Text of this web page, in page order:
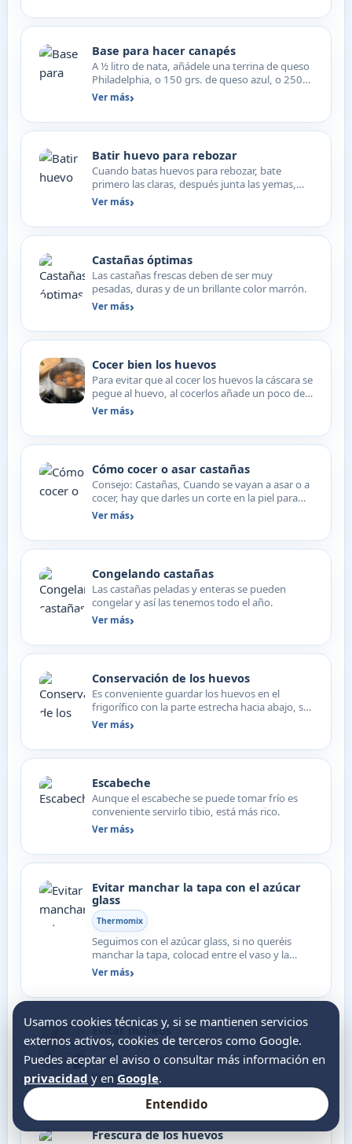
Usamos cookies técnicas y, si se mantienen servicios
externos activos, cookies de terceros como Google.
Puedes aceptar el aviso o consultar más información en
privacidad y en Google.
Entendido
Base para hacer canapés
A ½ litro de nata, añádele una terrina de queso
Philadelphia, o 150 grs. de queso azul, o 250
grs. de req…
Ver más
Batir huevo para rebozar
Cuando batas huevos para rebozar, bate
primero las claras, después junta las yemas,
verán como aumenta.
Ver más
Castañas óptimas
Las castañas frescas deben de ser muy
pesadas, duras y de un brillante color marrón.
Ver más
Cocer bien los huevos
Para evitar que al cocer los huevos la cáscara se
pegue al huevo, al cocerlos añade un poco de
sal al agu…
Ver más
Cómo cocer o asar castañas
Consejo: Castañas, Cuando se vayan a asar o a
cocer, hay que darles un corte en la piel para
que no se ab…
Ver más
Congelando castañas
Las castañas peladas y enteras se pueden
congelar y así las tenemos todo el año.
Ver más
Conservación de los huevos
Es conveniente guardar los huevos en el
frigorífico con la parte estrecha hacia abajo, se
conservarán mej…
Ver más
Escabeche
Aunque el escabeche se puede tomar frío es
conveniente servirlo tibio, está más rico.
Ver más
Evitar manchar la tapa con el azúcar
glass
Thermomix
Seguimos con el azúcar glass, si no queréis
manchar la tapa, colocad entre el vaso y la
tapa, un trozo de…
Ver más
Evitar mareos
Cuando vayas de viaje y te marees, tienes un
remedio sencillo, mete en el bolsillo dos
dientes de ajo y..…
Ver más
Frescura de los huevos